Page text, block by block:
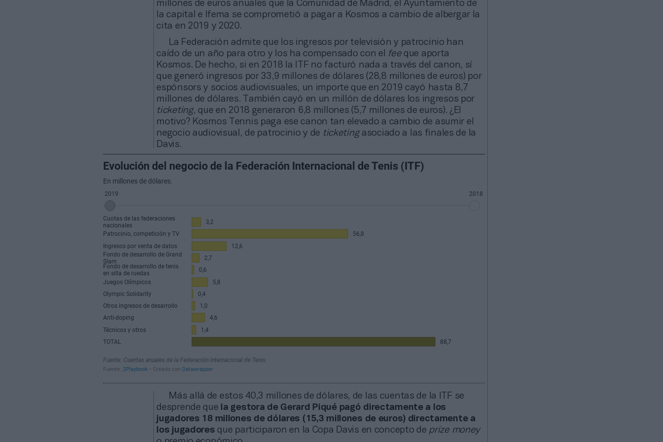
millones de euros anuales que la Comunidad de Madrid, el Ayuntamiento de
la capital e Ifema se comprometió a pagar a Kosmos a cambio de albergar la
cita en 2019 y 2020.
La Federación admite que los ingresos por televisión y patrocinio han
caído de un año para otro y los ha compensado con el
fee que aporta
Kosmos. De hecho, si en 2018 la ITF no facturó nada a través del canon, sí
que generó ingresos por 33,9 millones de dólares (28,8 millones de euros) por
espónsors y socios audiovisuales, un importe que en 2019 cayó hasta 8,7
millones de dólares. También cayó en un millón de dólares los ingresos por
ticketing, que en 2018 generaron 6,8 millones (5,7 millones de euros). ¿El
motivo? Kosmos Tennis paga ese canon tan elevado a cambio de asumir el
negocio audiovisual, de patrocinio y de ticketingasociado a las finales de la
Davis.
Más allá de estos 40,3 millones de dólares, de las cuentas de la ITF se
desprende que
la gestora de Gerard Piqué pagó directamente a los
jugadores 18 millones de dólares (15,3 millones de euros) directamente a
los jugadores que participaron en la Copa Davis en concepto de prize money